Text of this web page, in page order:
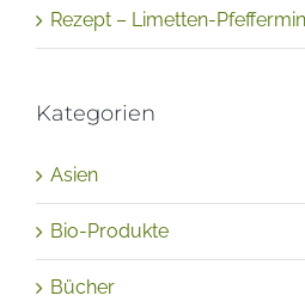
Rezept – Limetten-
Kategorien
Asien
Bio-Produkte
Bücher